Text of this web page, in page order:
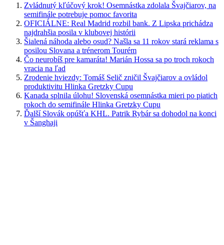
Zvládnutý kľúčový krok! Osemnástka zdolala Švajčiarov, na
semifinále potrebuje pomoc favorita
OFICIÁLNE: Real Madrid rozbil bank. Z Lipska prichádza
najdrahšia posila v klubovej histórii
Šialená náhoda alebo osud? Našla sa 11 rokov stará reklama s
posilou Slovana a trénerom Tourém
Čo neurobíš pre kamaráta! Marián Hossa sa po troch rokoch
vracia na ľad
Zrodenie hviezdy: Tomáš Selič zničil Švajčiarov a ovládol
produktivitu Hlinka Gretzky Cupu
Kanada splnila úlohu! Slovenská osemnástka mieri po piatich
rokoch do semifinále Hlinka Gretzky Cupu
Ďalší Slovák opúšťa KHL. Patrik Rybár sa dohodol na konci
v Šanghaji